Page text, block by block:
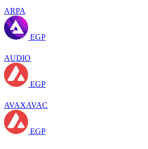
ARPA
EGP
AUDIO
EGP
AVAXAVAC
EGP